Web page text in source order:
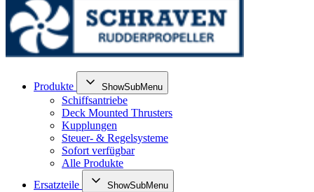
Produkte ShowSubMenu
Schiffsantriebe
Deck Mounted Thrusters
Kupplungen
Steuer- & Regelsysteme
Sofort verfügbar
Alle Produkte
Ersatzteile
ShowSubMenu